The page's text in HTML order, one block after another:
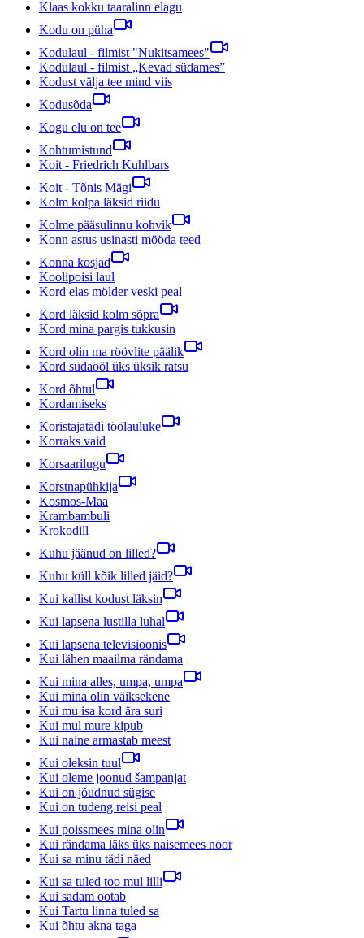
Klaas kokku taaralinn elagu
Kodu on püha
Kodulaul - filmist "Nukitsamees"
Kodulaul - filmist „Kevad südames”
Kodust välja tee mind viis
Kodusõda
Kogu elu on tee
Kohtumistund
Koit - Friedrich Kuhlbars
Koit - Tõnis Mägi
Kolm kolpa läksid riidu
Kolme pääsulinnu kohvik
Konn astus usinasti mööda teed
Konna kosjad
Koolipoisi laul
Kord elas mölder veski peal
Kord läksid kolm sõpra
Kord mina pargis tukkusin
Kord olin ma röövlite päälik
Kord südaööl üks üksik ratsu
Kord õhtul
Kordamiseks
Koristajatädi töölauluke
Korraks vaid
Korsaarilugu
Korstnapühkija
Kosmos-Maa
Krambambuli
Krokodill
Kuhu jäänud on lilled?
Kuhu küll kõik lilled jäid?
Kui kallist kodust läksin
Kui lapsena lustilla luhal
Kui lapsena televisioonis
Kui lähen maailma rändama
Kui mina alles, umpa, umpa
Kui mina olin väiksekene
Kui mu isa kord ära suri
Kui mul mure kipub
Kui naine armastab meest
Kui oleksin tuul
Kui oleme joonud šampanjat
Kui on jõudnud sügise
Kui on tudeng reisi peal
Kui poissmees mina olin
Kui rändama läks üks naisemees noor
Kui sa minu tädi näed
Kui sa tuled too mul lilli
Kui sadam ootab
Kui Tartu linna tuled sa
Kui õhtu akna taga